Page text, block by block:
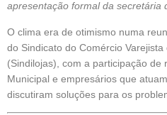
apresentação formal da secretária
O clima era de otimismo numa
do Sindicato do Comércio
(Sindilojas), com a participação de
Municipal e empresários que
discutiram soluções para os